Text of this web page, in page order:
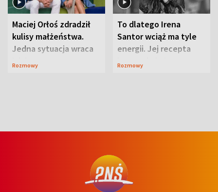
Maciej Orłoś zdradził
kulisy małżeństwa.
Jedna sytuacja wraca
jak bumerang
Rozmowy
To dlatego Irena
Santor wciąż ma tyle
energii. Jej recepta
jest zaskakująco
Rozmowy